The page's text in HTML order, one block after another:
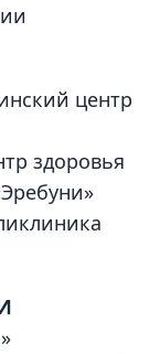
центр
здоровья